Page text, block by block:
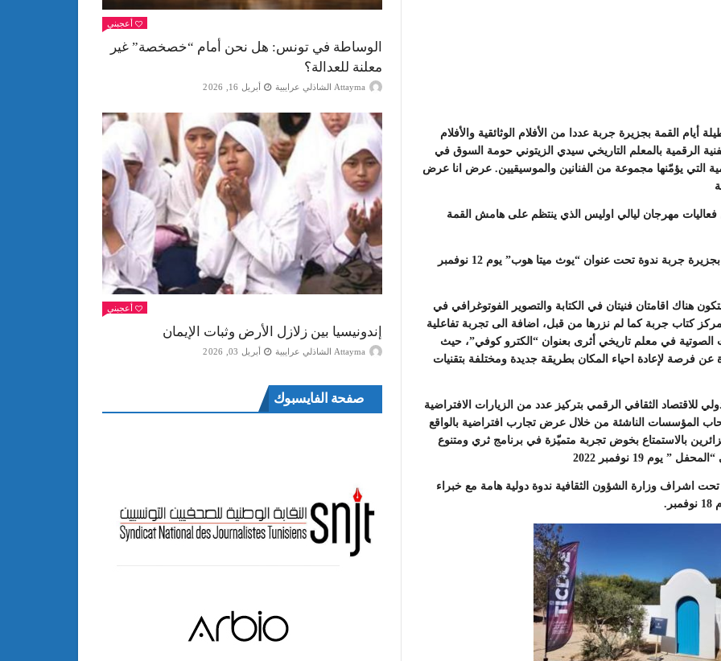
القمة بجزيرة جربة عددا من الأفلام الوثائقية والأفلام
الفنية الرقمية بالمعلم التاريخي سيدي الزيتوني حومة السوق في
التي يؤمّنها مجموعة من الفنانين والموسيقيين. عرض انا عرض
مهرجان ليالي اوليس الذي ينتظم على هامش القمة
الى ذلك قدم العديد من الخبراء والضيوف ضمن البرنامج بجزيرة جربة ندوة تحت عنوان “يوث ميتا هوب” يوم 12 نوفمبر
الإطار بسيدي الزيتوني يوم 16 نوفمبر 2022 ستكون هناك اقامتان فنيتان في الكتابة والتصوير الفوتوغرافي في
كتاب جربة كما لم نزرها من قبل، اضافة الى تجربة تفاعلية
في معلم تاريخي أثرى بعنوان “الكترو كوفي”، حيث
فرصة لإعادة احياء المكان بطريقة جديدة ومختلفة بتقنيات
الثقافي الرقمي بتركيز عدد من الزيارات الافتراضية
المؤسسات الناشئة من خلال عرض تجارب افتراضية بالواقع
بالاستمتاع بخوض تجربة متميّزة في برنامج ثري ومتنوع
19 نوفمبر 2022
اشراف وزارة الشؤون الثقافية ندوة دولية هامة مع خبراء
أعجبني
الوساطة في تونس: هل نحن أمام “خصخصة” غير
معلنة للعدالة؟
Attayma الشاذلي عرايبية أبريل 16, 2026
أعجبني
إندونيسيا بين زلازل الأرض وثبات الإيمان
Attayma الشاذلي عرايبية أبريل 03, 2026
صفحة الفايسبوك